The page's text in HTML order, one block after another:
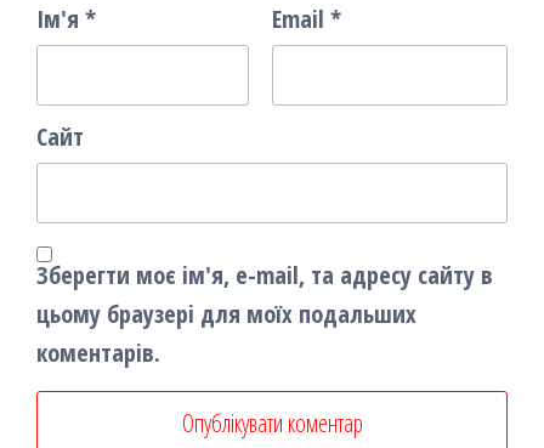
Ім'я * Email *
Сайт
Зберегти моє ім'я, e-mail, та адресу сайту в
цьому браузері для моїх подальших
коментарів.